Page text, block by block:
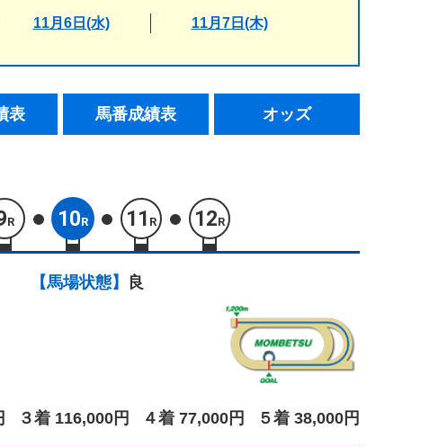
11月6日(水) 11月7日(木)
表 馬番成績表 オッズ
R 10R 11 R 12R
【馬場状態】 良
３着 116,000円 ４着 77,000円 ５着 38,000円